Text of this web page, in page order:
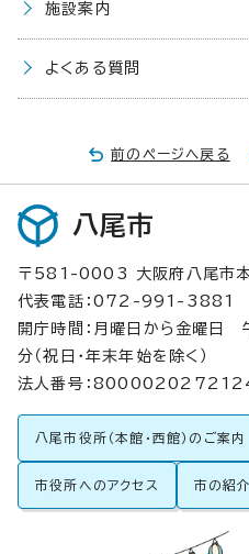
施設案内
よくある質問
前のページへ戻る
八尾市
〒581-0003 大阪府八尾市
代表電話：072-991-3881
開庁時間：月曜日から金曜
分（祝日・年末年始を除く）
法人番号：
八尾市役所（本館・西館）のご案内
市役所へのアクセス 市の紹介